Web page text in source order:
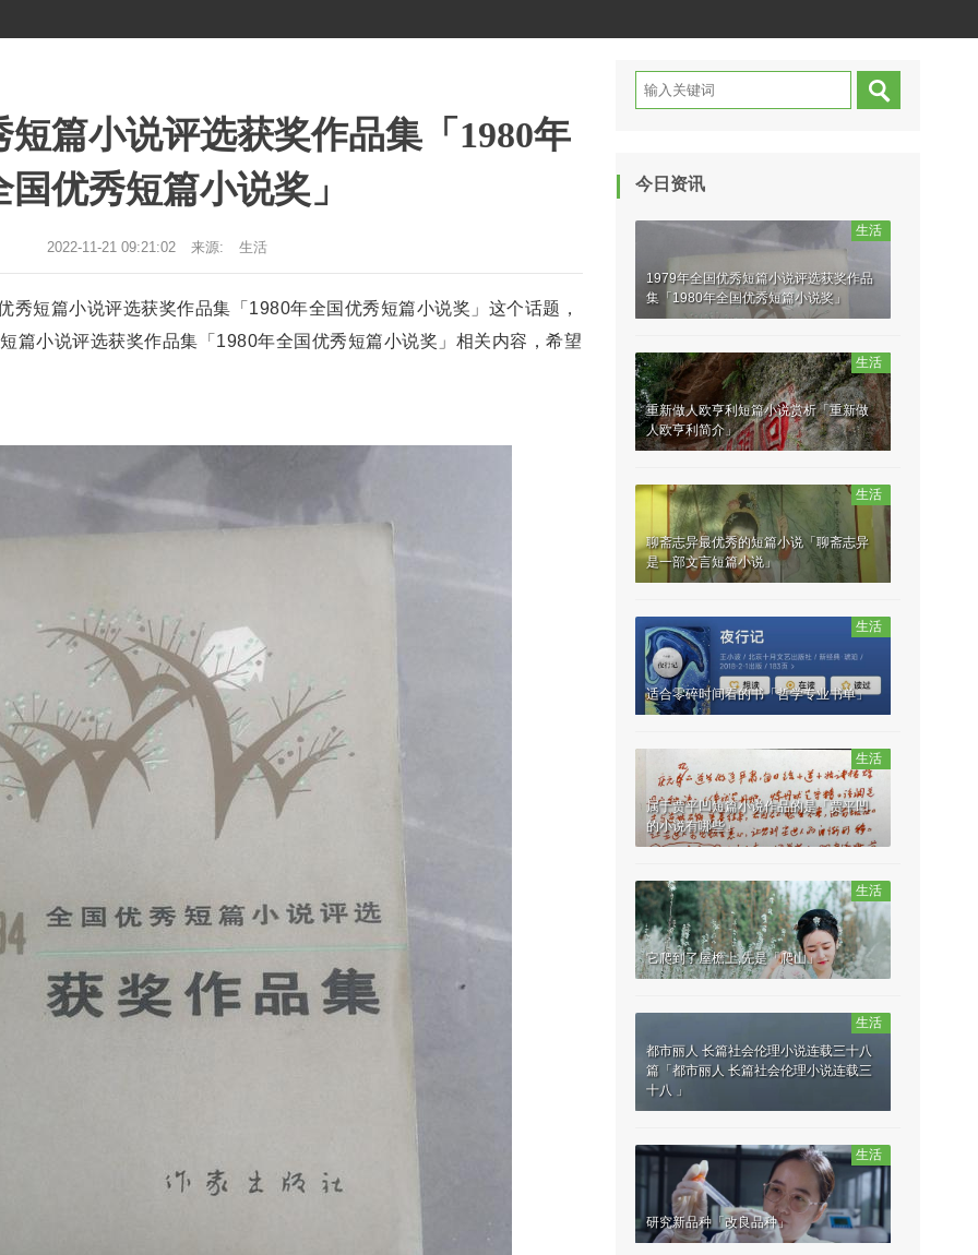
短篇小说评选获奖作品集「1980年
国优秀短篇小说奖」
2022-11-21 09:21:02 来源: 生活
秀短篇小说评选获奖作品集「1980年全国优秀短篇小说奖」这个话题，
篇小说评选获奖作品集「1980年全国优秀短篇小说奖」相关内容，希望
今日资讯
生活
1979年全国优秀短篇小说评选获奖作品
集「1980年全国优秀短篇小说奖」
生活
重新做人欧亨利短篇小说赏析「重新做
人欧亨利简介」
生活
聊斋志异最优秀的短篇小说「聊斋志异
是一部文言短篇小说」
生活
适合零碎时间看的书「哲学专业书单」
生活
属于贾平凹短篇小说作品的是「贾平凹
的小说有哪些」
生活
它爬到了屋檐上,先是「爬山」
生活
都市丽人 长篇社会伦理小说连载三十八
篇「都市丽人 长篇社会伦理小说连载三
十八 」
生活
研究新品种「改良品种」